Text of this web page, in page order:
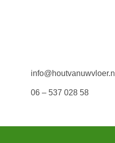
info@houtvanuwvloer.nl
06 – 537 028 58